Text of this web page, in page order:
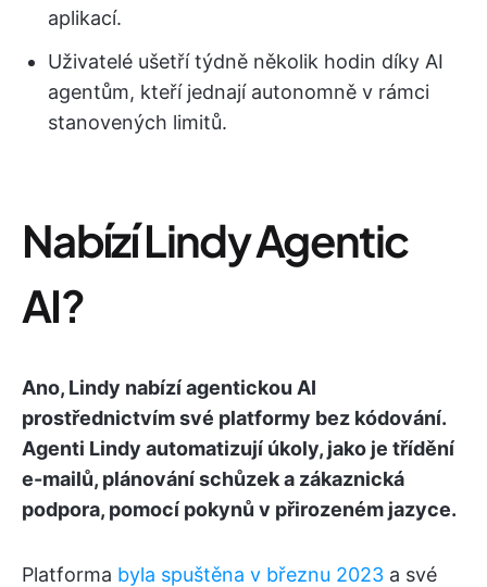
aplikací.
Uživatelé ušetří týdně několik hodin díky AI
agentům, kteří jednají autonomně v rámci
stanovených limitů.
Nabízí Lindy Agentic
AI?
Ano, Lindy nabízí agentickou AI
prostřednictvím své platformy bez kódování.
Agenti Lindy automatizují úkoly, jako je třídění
e-mailů, plánování schůzek a zákaznická
podpora, pomocí pokynů v přirozeném jazyce.
Platforma byla spuštěna v březnu 2023 a své